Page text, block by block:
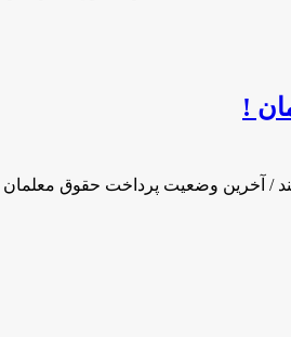
!
/ آخرین وضعیت پرداخت حقوق